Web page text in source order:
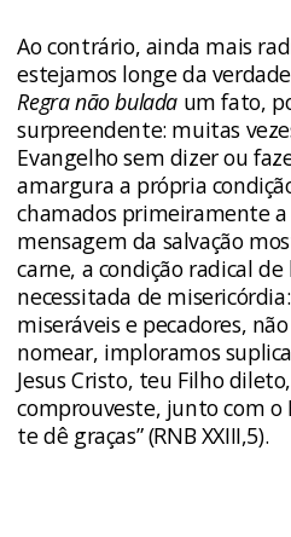
Ao contrário, ainda mais
estejamos longe da
Regra não bulada um fato,
surpreendente: muitas
Evangelho sem dizer ou
amargura a própria
chamados primeiramente a
mensagem da salvação
carne, a condição radical
necessitada de
miseráveis e pecadores,
nomear, imploramos
Jesus Cristo, teu Filho
comprouveste, junto com o
te dê graças” (RNB XXIII,5).